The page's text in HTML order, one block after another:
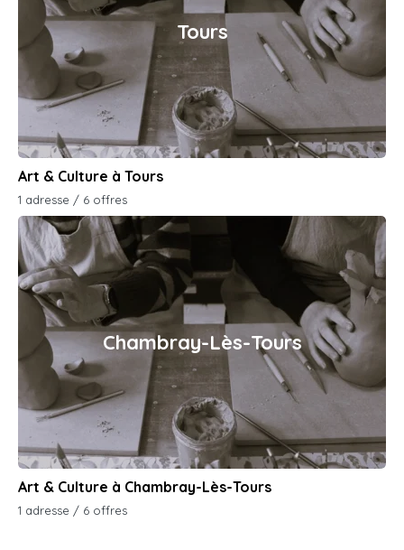
Tours
Art & Culture à Tours
1 adresse / 6 offres
Chambray-Lès-Tours
Art & Culture à Chambray-Lès-Tours
1 adresse / 6 offres